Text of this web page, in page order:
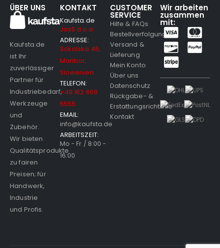
ÜBER UNS
Kaufsta.de
ist Ihr
zuverlässiger
Partner für
Industriebedarf,
Werkzeuge
und
Zubehör.
Wir bieten
Qualitätsprodukte
zu fairen
Preisen; für
Handwerk,
Industrie
und Profis.
KONTAKT
Kaufsta.de
JosS d.o.o.
ADRESSE:
Sokolska 45,
Maribor,
Slowenien
TELEFON:
+49 162 669
5555
EMAIL:
info@kaufsta.de
ARBEITSZEIT:
Mo - Fr / 8:00 -
16:00
CUSTOMER
SERVICE
Hilfe & FAQs
Bestellverfolgung
Versand &
Lieferung
Mein Konto
Über uns
Datenschutz
Rückgabe- &
Erstattungsrichtlinie
Kontakt
Wir arbeiten
zusammen
mit: